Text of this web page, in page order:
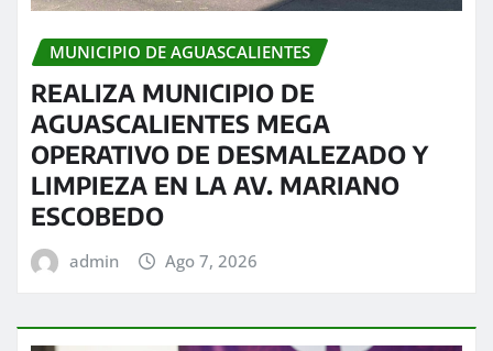
MUNICIPIO DE AGUASCALIENTES
REALIZA MUNICIPIO DE
AGUASCALIENTES MEGA
OPERATIVO DE DESMALEZADO Y
LIMPIEZA EN LA AV. MARIANO
ESCOBEDO
admin Ago 7, 2026